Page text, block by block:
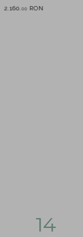
2.160 00 RON
14